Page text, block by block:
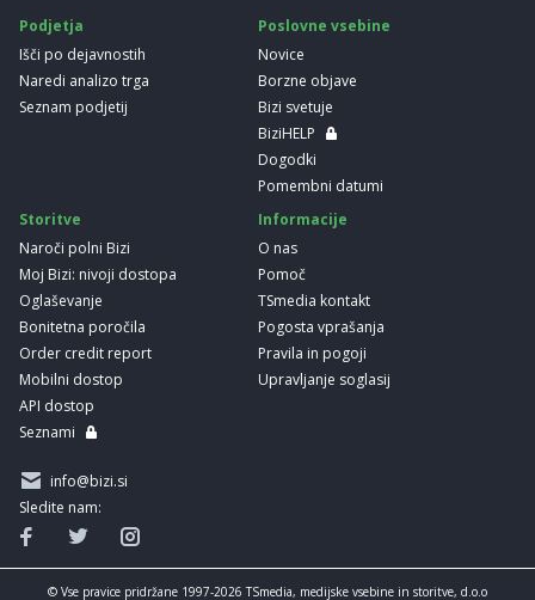
Podjetja
Išči po dejavnostih
Naredi analizo trga
Seznam podjetij
Poslovne vsebine
Novice
Borzne objave
Bizi svetuje
BiziHELP
Dogodki
Pomembni datumi
Storitve
Naroči polni Bizi
Moj Bizi: nivoji dostopa
Oglaševanje
Bonitetna poročila
Order credit report
Mobilni dostop
API dostop
Seznami
Informacije
O nas
Pomoč
TSmedia kontakt
Pogosta vprašanja
Pravila in pogoji
Upravljanje soglasij
info@bizi.si
Sledite nam:
© Vse pravice pridržane 1997-2026 TSmedia, medijske vsebine in storitve, d.o.o